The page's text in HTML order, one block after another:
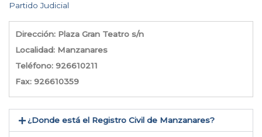
Partido Judicial
Dirección: Plaza Gran Teatro s/n
Localidad: Manzanares
Teléfono: 926610211
Fax: 926610359
¿Donde está el Registro Civil de Manzanares​?